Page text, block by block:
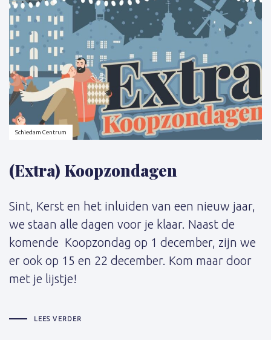
Schiedam Centrum
(Extra) Koopzondagen
Sint, Kerst en het inluiden van een nieuw jaar,
we staan alle dagen voor je klaar. Naast de
komende Koopzondag op 1 december, zijn we
er ook op 15 en 22 december. Kom maar door
met je lijstje!
LEES VERDER